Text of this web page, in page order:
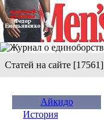
Статей на сайте [17561]
Айкидо
История